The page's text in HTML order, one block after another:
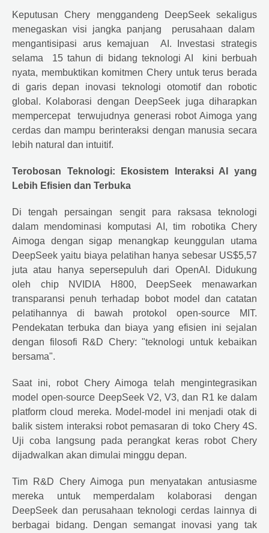
Keputusan Chery menggandeng DeepSeek sekaligus
menegaskan visi jangka panjang perusahaan dalam
mengantisipasi arus kemajuan AI. Investasi strategis
selama 15 tahun di bidang teknologi AI kini berbuah
nyata, membuktikan komitmen Chery untuk terus berada
di garis depan inovasi teknologi otomotif dan robotic
global. Kolaborasi dengan DeepSeek juga diharapkan
mempercepat terwujudnya generasi robot Aimoga yang
cerdas dan mampu berinteraksi dengan manusia secara
lebih natural dan intuitif.
Terobosan Teknologi: Ekosistem Interaksi AI yang
Lebih Efisien dan Terbuka
Di tengah persaingan sengit para raksasa teknologi
dalam mendominasi komputasi AI, tim robotika Chery
Aimoga dengan sigap menangkap keunggulan utama
DeepSeek yaitu biaya pelatihan hanya sebesar US$5,57
juta atau hanya sepersepuluh dari OpenAI. Didukung
oleh chip NVIDIA H800, DeepSeek menawarkan
transparansi penuh terhadap bobot model dan catatan
pelatihannya di bawah protokol open-source MIT.
Pendekatan terbuka dan biaya yang efisien ini sejalan
dengan filosofi R&D Chery: "teknologi untuk kebaikan
bersama".
Saat ini, robot Chery Aimoga telah mengintegrasikan
model open-source DeepSeek V2, V3, dan R1 ke dalam
platform cloud mereka. Model-model ini menjadi otak di
balik sistem interaksi robot pemasaran di toko Chery 4S.
Uji coba langsung pada perangkat keras robot Chery
dijadwalkan akan dimulai minggu depan.
Tim R&D Chery Aimoga pun menyatakan antusiasme
mereka untuk memperdalam kolaborasi dengan
DeepSeek dan perusahaan teknologi cerdas lainnya di
berbagai bidang. Dengan semangat inovasi yang tak